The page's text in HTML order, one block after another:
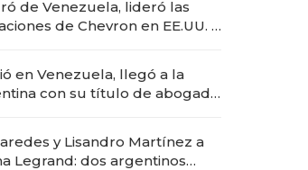
de Venezuela, lideró las
de Chevron en EE.UU. y
en Venezuela, llegó a la
con su título de abogado
"fast premium"
y Lisandro Martínez a
Legrand: dos argentinos